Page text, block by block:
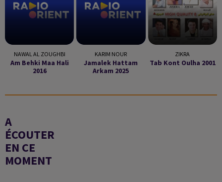
NAWAL AL ZOUGHBI
Am Behki Maa Hali
2016
KARIM NOUR
Jamalek Hattam
Arkam 2025
ZIKRA
Tab Kont Oulha 2001
A
ÉCOUTER
EN CE
MOMENT